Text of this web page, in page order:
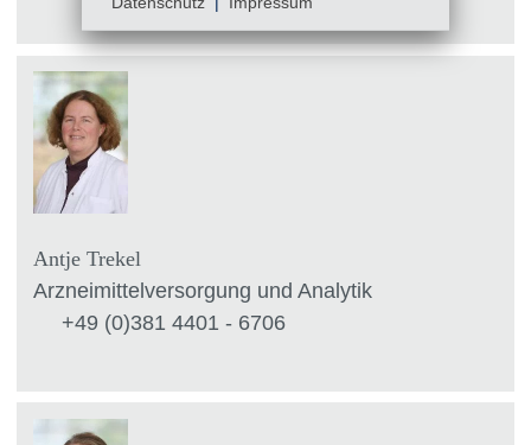
Antje Trekel
Arzneimittelversorgung und Analytik
+49 (0)381 4401 - 6706